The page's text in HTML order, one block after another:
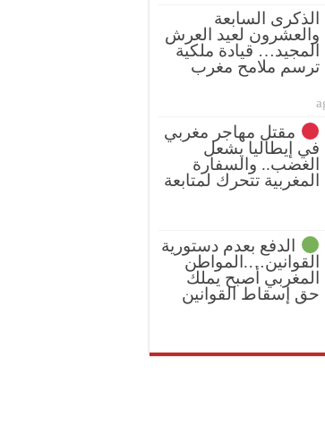
الذكرى السابعة
والعشرون لعيد العرش
المجيد… قيادة ملكية
ترسم ملامح مغرب
مقتل مهاجر مغربي
في إيطاليا يشعل
الغضب.. والسفارة
المغربية تتحرك لمتابعة
الدفع بعدم دستورية
القوانين….المواطن
المغربي أصبح يملك
حق إسقاط القوانين